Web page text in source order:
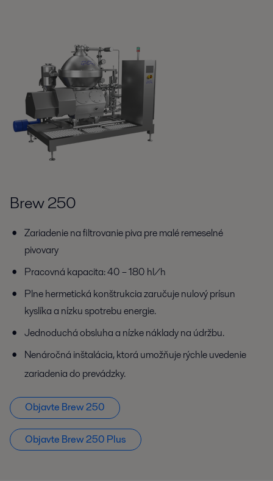
Brew 250
Zariadenie na filtrovanie piva pre malé remeselné
pivovary
Pracovná kapacita: 40 – 180 hl/h
Plne hermetická konštrukcia zaručuje nulový prísun
kyslíka a nízku spotrebu energie.
Jednoduchá obsluha a nízke náklady na údržbu.
Nenáročná inštalácia, ktorá umožňuje rýchle uvedenie
zariadenia do prevádzky.
Objavte Brew 250
Objavte Brew 250 Plus